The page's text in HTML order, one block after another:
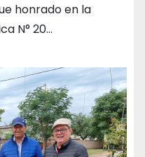
honrado en la
N° 20…